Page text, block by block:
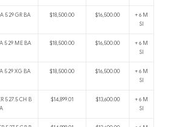
5 29 GR BA $18,500.00 $16,500.00
+ 6 M
SI
5 29 ME BA $18,500.00 $16,500.00
+ 6 M
SI
5 29 XG BA $18,500.00 $16,500.00
+ 6 M
SI
5 27.5 CH B
A
$14,899.01 $13,600.00
+ 6 M
SI